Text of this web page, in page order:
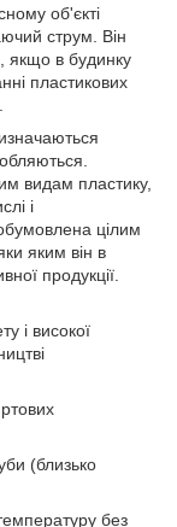
об'єкті
струм. Він
якщо в будинку
пластикових
видам пластику,
і
цілим
яким він в
продукції.
і високої
(близько
без